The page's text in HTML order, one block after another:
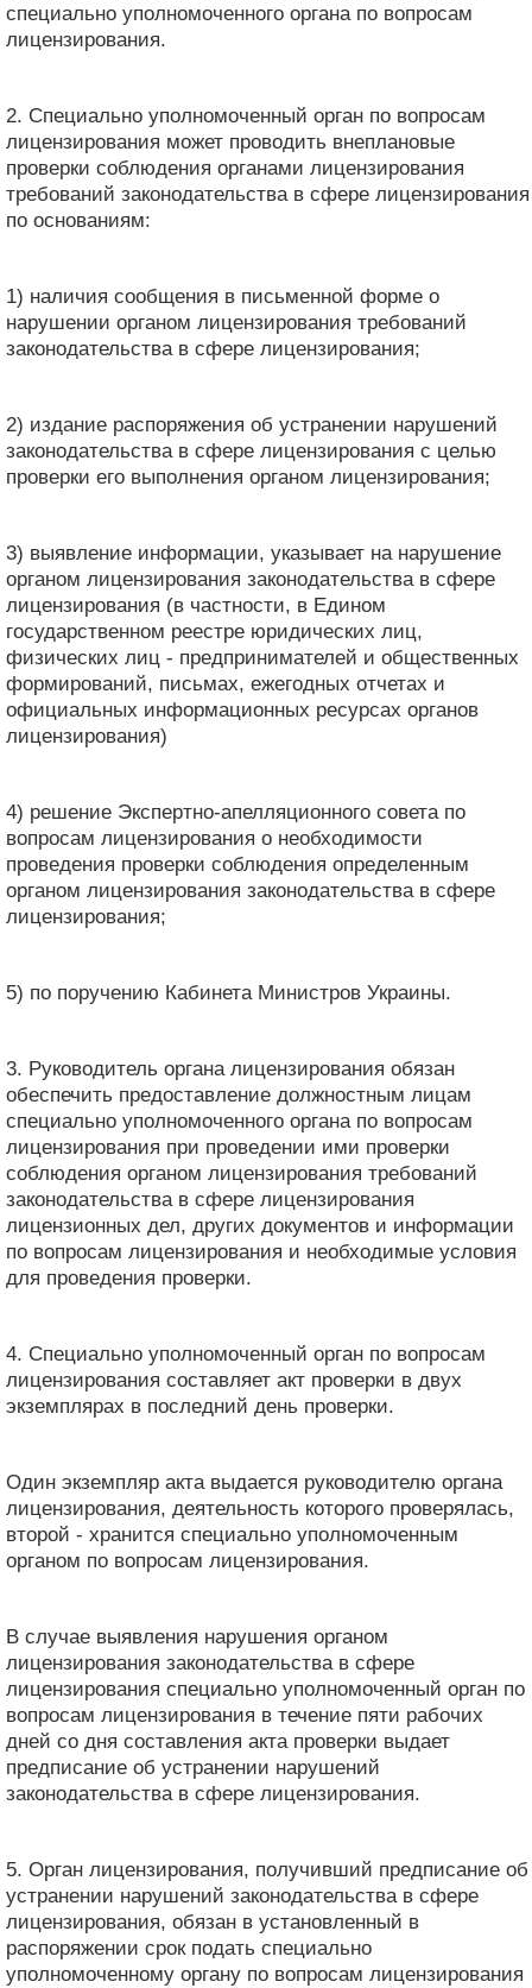
специально уполномоченного органа по вопросам
лицензирования.
2. Специально уполномоченный орган по вопросам
лицензирования может проводить внеплановые
проверки соблюдения органами лицензирования
требований законодательства в сфере лицензирования
по основаниям:
1) наличия сообщения в письменной форме о
нарушении органом лицензирования требований
законодательства в сфере лицензирования;
2) издание распоряжения об устранении нарушений
законодательства в сфере лицензирования с целью
проверки его выполнения органом лицензирования;
3) выявление информации, указывает на нарушение
органом лицензирования законодательства в сфере
лицензирования (в частности, в Едином
государственном реестре юридических лиц,
физических лиц - предпринимателей и общественных
формирований, письмах, ежегодных отчетах и ​​
официальных информационных ресурсах органов
лицензирования)
4) решение Экспертно-апелляционного совета по
вопросам лицензирования о необходимости
проведения проверки соблюдения определенным
органом лицензирования законодательства в сфере
лицензирования;
5) по поручению Кабинета Министров Украины.
3. Руководитель органа лицензирования обязан
обеспечить предоставление должностным лицам
специально уполномоченного органа по вопросам
лицензирования при проведении ими проверки
соблюдения органом лицензирования требований
законодательства в сфере лицензирования
лицензионных дел, других документов и информации
по вопросам лицензирования и необходимые условия
для проведения проверки.
4. Специально уполномоченный орган по вопросам
лицензирования составляет акт проверки в двух
экземплярах в последний день проверки.
Один экземпляр акта выдается руководителю органа
лицензирования, деятельность которого проверялась,
второй - хранится специально уполномоченным
органом по вопросам лицензирования.
В случае выявления нарушения органом
лицензирования законодательства в сфере
лицензирования специально уполномоченный орган по
вопросам лицензирования в течение пяти рабочих
дней со дня составления акта проверки выдает
предписание об устранении нарушений
законодательства в сфере лицензирования.
5. Орган лицензирования, получивший предписание об
устранении нарушений законодательства в сфере
лицензирования, обязан в установленный в
распоряжении срок подать специально
уполномоченному органу по вопросам лицензирования